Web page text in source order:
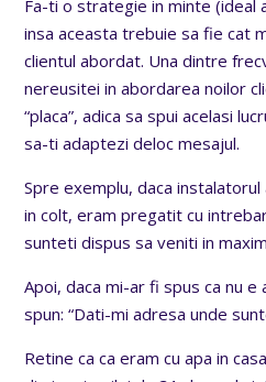
Fa-ti o strategie in minte (ideal
insa aceasta trebuie sa fie cat
clientul abordat. Una dintre
nereusitei in abordarea noilor
“placa”, adica sa spui acelasi
sa-ti adaptezi deloc mesajul.
Spre exemplu, daca
in colt, eram pregatit cu
sunteti dispus sa veniti in
Apoi, daca mi-ar fi spus ca nu
spun: “Dati-mi adresa unde
Retine ca ca eram cu apa in